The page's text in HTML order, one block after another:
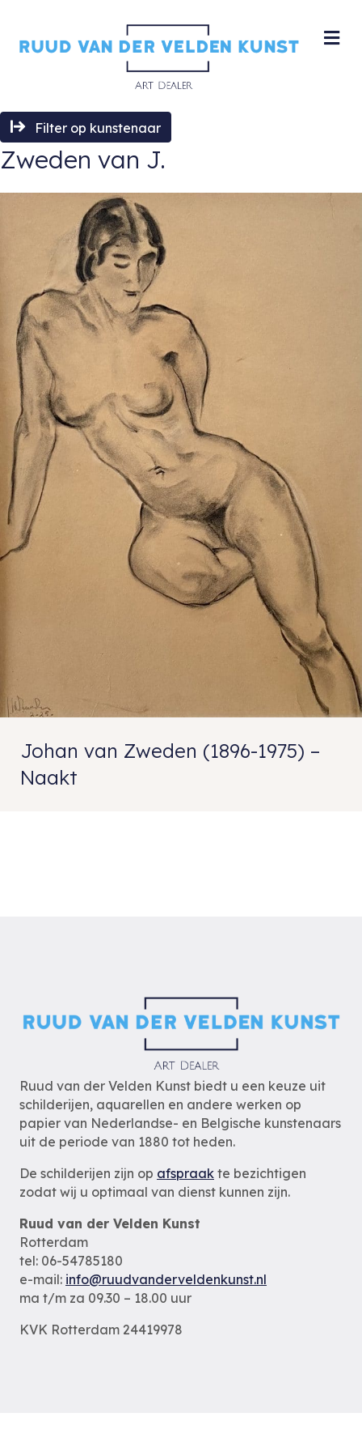
Filter op kunstenaar
Zweden van J.
Johan van Zweden (1896-1975) –
Naakt
Ruud van der Velden Kunst biedt u een keuze uit
schilderijen, aquarellen en andere werken op
papier van Nederlandse- en Belgische kunstenaars
uit de periode van 1880 tot heden.
De schilderijen zijn op afspraak te bezichtigen
zodat wij u optimaal van dienst kunnen zijn.
Ruud van der Velden Kunst
Rotterdam
tel: 06-54785180
e-mail: info@ruudvanderveldenkunst.nl
ma t/m za 09.30 – 18.00 uur
KVK Rotterdam 24419978